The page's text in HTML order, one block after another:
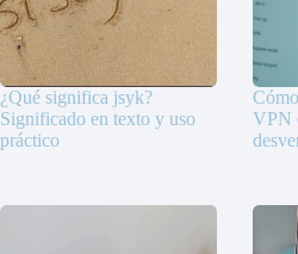
¿Qué significa jsyk?
Significado en texto y uso
práctico
VPN